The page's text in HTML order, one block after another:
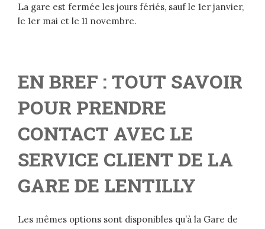
La gare est fermée les jours fériés, sauf le 1er janvier,
le 1er mai et le 11 novembre.
EN BREF : TOUT SAVOIR
POUR PRENDRE
CONTACT AVEC LE
SERVICE CLIENT DE LA
GARE DE LENTILLY
Les mêmes options sont disponibles qu’à la Gare de